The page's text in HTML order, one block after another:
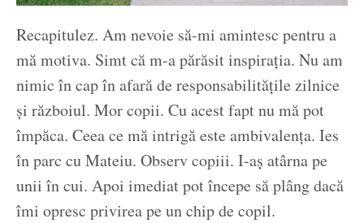
Recapitulez. Am nevoie să-mi amintesc pentru a
mă motiva. Simt că m-a părăsit inspirația. Nu am
nimic în cap în afară de responsabilitățile zilnice
și războiul. Mor copii. Cu acest fapt nu mă pot
împăca. Ceea ce mă intrigă este ambivalența. Ies
în parc cu Mateiu. Observ copiii. I-aș atârna pe
unii în cui. Apoi imediat pot începe să plâng dacă
îmi opresc privirea pe un chip de copil.